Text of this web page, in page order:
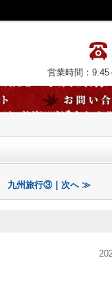
営業時間：9:45
九州旅行③｜次へ ≫